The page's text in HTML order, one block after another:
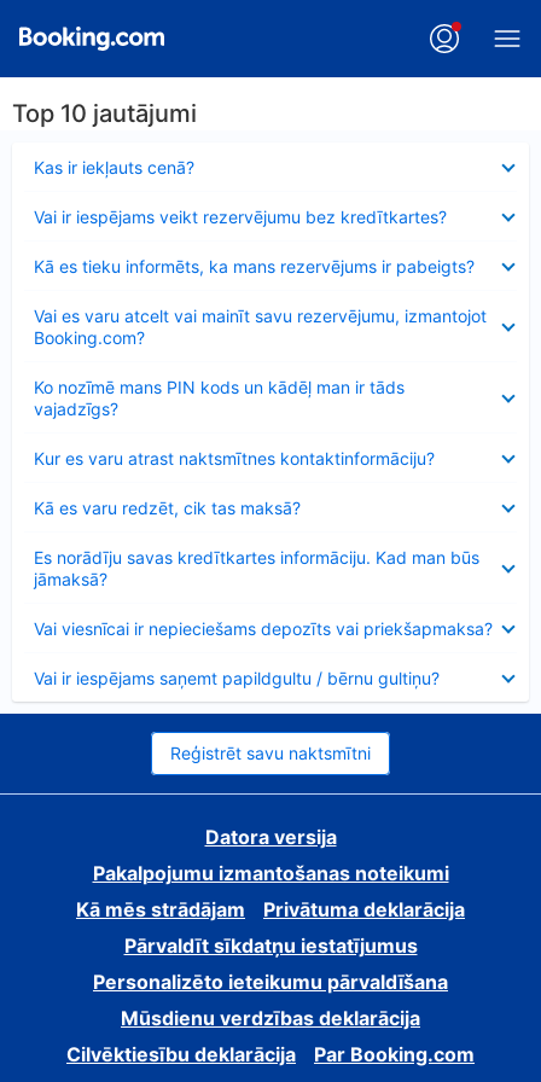
Top 10 jautājumi
Kas ir iekļauts cenā?
Vai ir iespējams veikt rezervējumu bez kredītkartes?
Kā es tieku informēts, ka mans rezervējums ir pabeigts?
Vai es varu atcelt vai mainīt savu rezervējumu, izmantojot
Booking.com?
Ko nozīmē mans PIN kods un kādēļ man ir tāds
vajadzīgs?
Kur es varu atrast naktsmītnes kontaktinformāciju?
Kā es varu redzēt, cik tas maksā?
Es norādīju savas kredītkartes informāciju. Kad man būs
jāmaksā?
Vai viesnīcai ir nepieciešams depozīts vai priekšapmaksa?
Vai ir iespējams saņemt papildgultu / bērnu gultiņu?
Reģistrēt savu naktsmītni
Datora versija
Pakalpojumu izmantošanas noteikumi
Kā mēs strādājam
Privātuma deklarācija
Pārvaldīt sīkdatņu iestatījumus
Personalizēto ieteikumu pārvaldīšana
Mūsdienu verdzības deklarācija
Cilvēktiesību deklarācija
Par Booking.com